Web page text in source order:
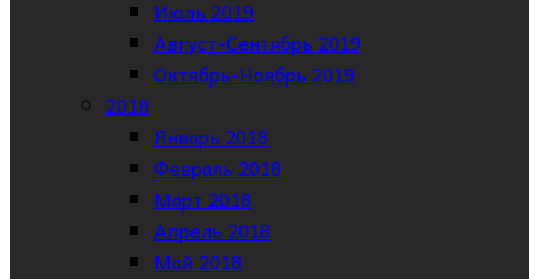
Июль 2019
Август-Сентябрь 2019
Октябрь-Ноябрь 2019
2018
Январь 2018
Февраль 2018
Март 2018
Апрель 2018
Май 2018